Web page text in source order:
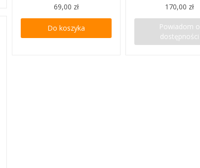
69,00 zł
Do koszyka
170,00 zł
Powiadom o
dostępności